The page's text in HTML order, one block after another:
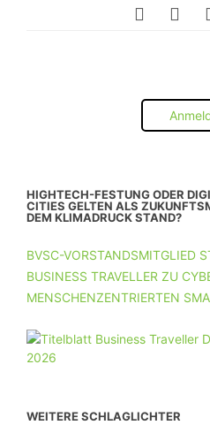
HIGHTECH-FESTUNG ODER
CITIES GELTEN ALS
DEM KLIMADRUCK STAND?
BVSC-VORSTANDSMITGLIED
BUSINESS TRAVELLER ZU
MENSCHENZENTRIERTEN
WEITERE SCHLAGLICHTER